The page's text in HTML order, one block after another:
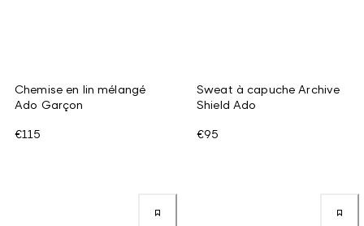
Chemise en lin mélangé
Ado Garçon
€115
Sweat à capuche Archive
Shield Ado
€95